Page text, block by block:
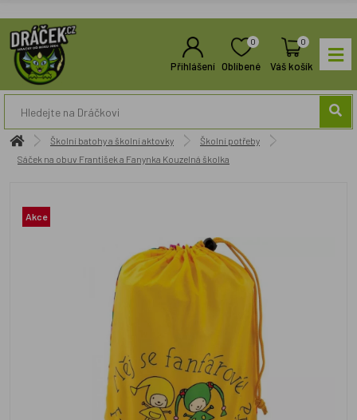
Přihlášení
0
Oblíbené
0
Váš košík
Školní batohy a školní aktovky
Školní potřeby
Sáček na obuv František a Fanynka Kouzelná školka
Akce